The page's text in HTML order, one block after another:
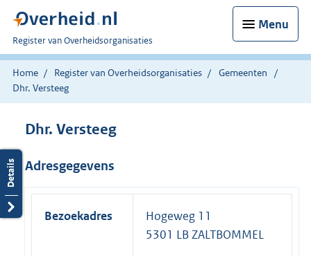
Menu
U
bent
nu
hier:
Register van Overheidsorganisaties
Home Register van Overheidsorganisaties
Gemeenten
Dhr. Versteeg
Dhr. Versteeg
Adresgegevens
Bezoekadres
Hogeweg 11
5301 LB ZALTBOMMEL